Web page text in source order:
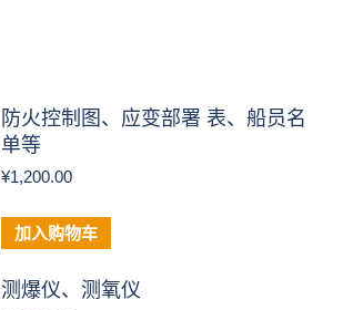
防火控制图、应变部署 表、船员名
单等
¥1,200.00
加入购物车
测爆仪、测氧仪